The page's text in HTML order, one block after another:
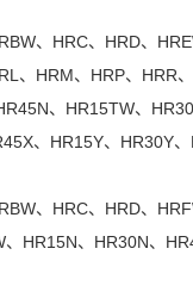
、HRC、HRD、
、HRM、HRP、HRR、
、HR15TW、
、HR15Y、HR30Y、
、HRC、HRD、
HR15N、 HR30N、